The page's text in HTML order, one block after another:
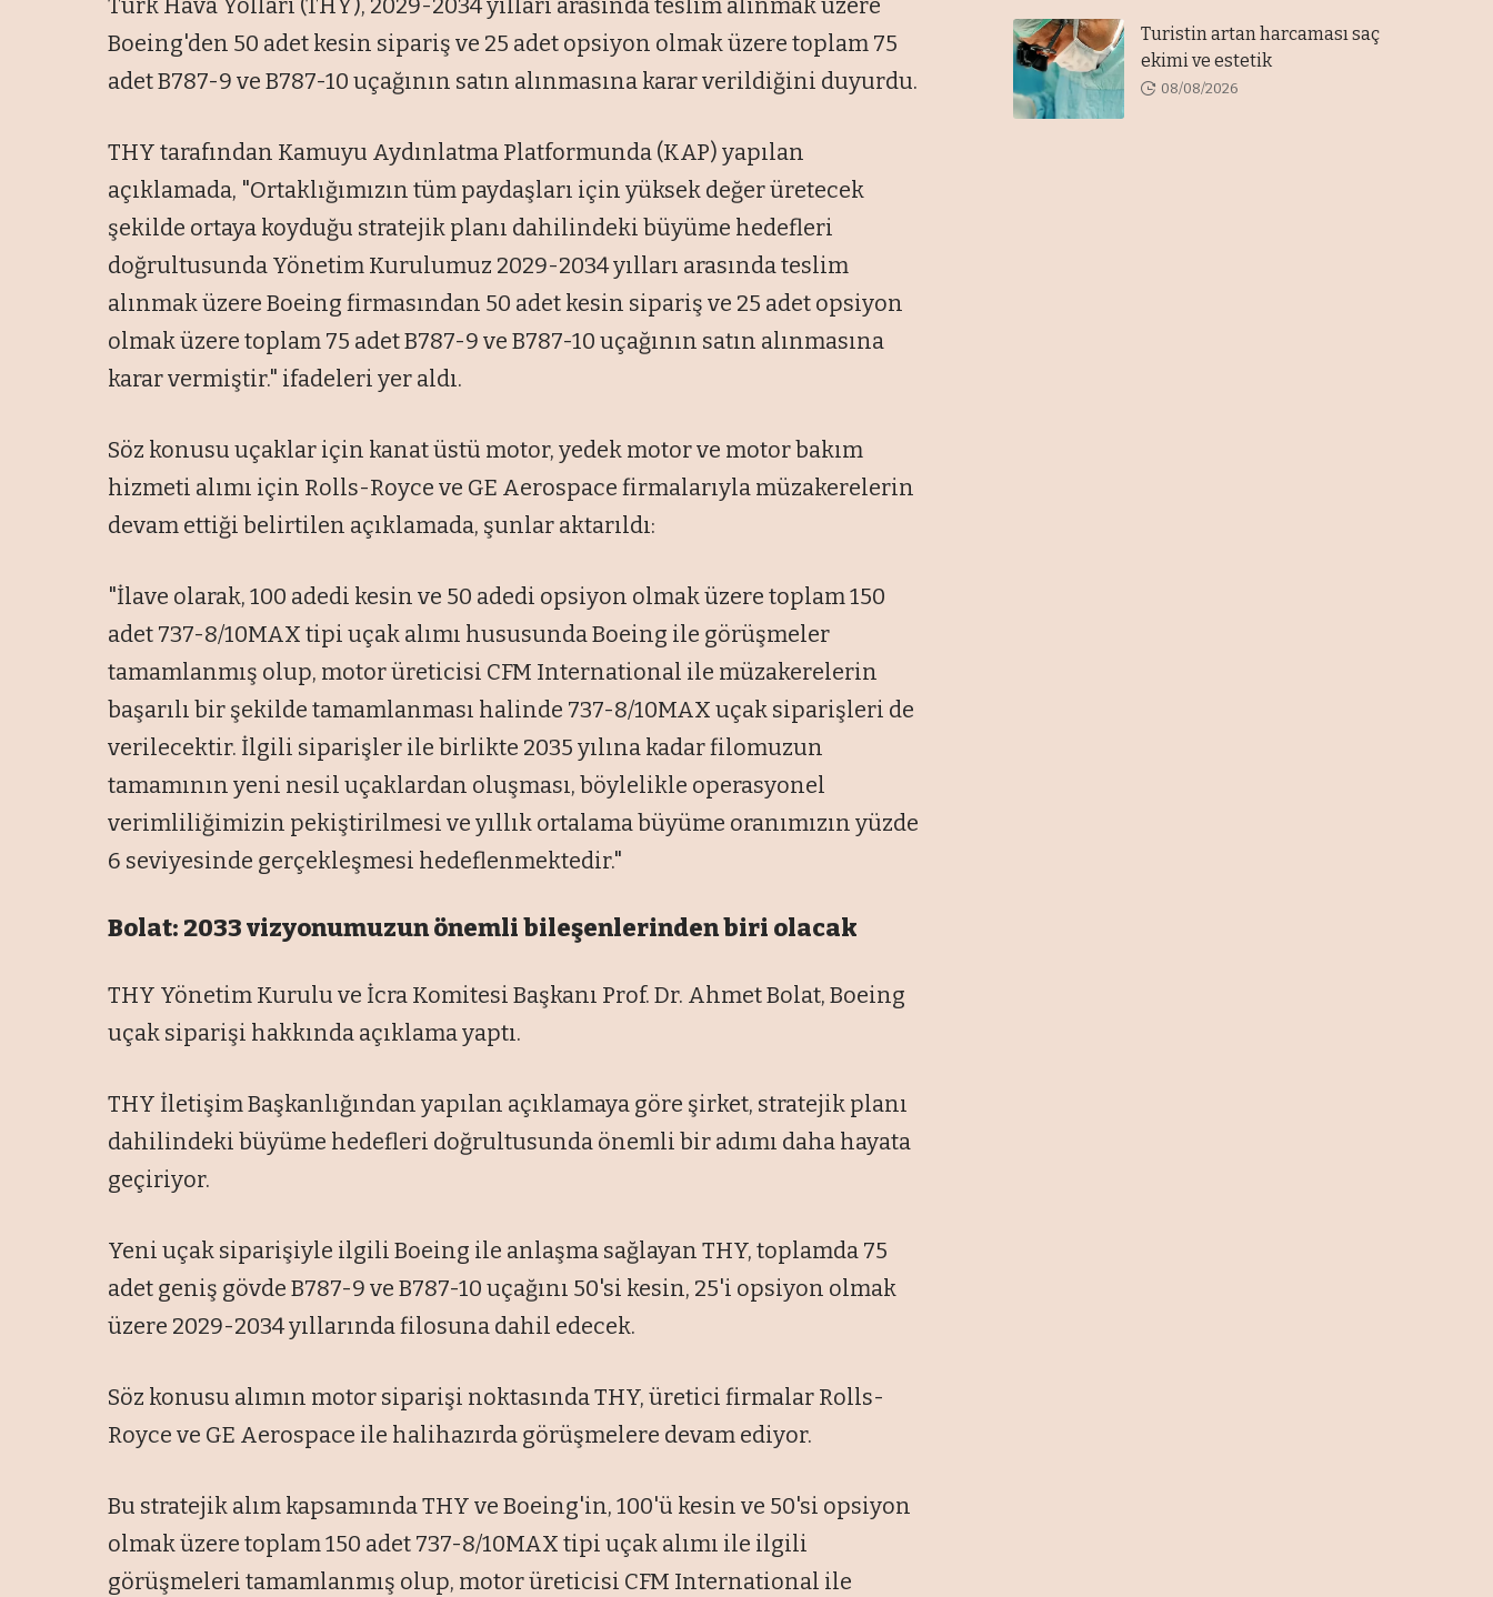
Türk Hava Yolları (THY), 2029-2034 yılları arasında teslim alınmak üzere
Boeing'den 50 adet kesin sipariş ve 25 adet opsiyon olmak üzere toplam 75
adet B787-9 ve B787-10 uçağının satın alınmasına karar verildiğini duyurdu.
THY tarafından Kamuyu Aydınlatma Platformunda (KAP) yapılan
açıklamada, "Ortaklığımızın tüm paydaşları için yüksek değer üretecek
şekilde ortaya koyduğu stratejik planı dahilindeki büyüme hedefleri
doğrultusunda Yönetim Kurulumuz 2029-2034 yılları arasında teslim
alınmak üzere Boeing firmasından 50 adet kesin sipariş ve 25 adet opsiyon
olmak üzere toplam 75 adet B787-9 ve B787-10 uçağının satın alınmasına
karar vermiştir." ifadeleri yer aldı.
Söz konusu uçaklar için kanat üstü motor, yedek motor ve motor bakım
hizmeti alımı için Rolls-Royce ve GE Aerospace firmalarıyla müzakerelerin
devam ettiği belirtilen açıklamada, şunlar aktarıldı:
"İlave olarak, 100 adedi kesin ve 50 adedi opsiyon olmak üzere toplam 150
adet 737-8/10MAX tipi uçak alımı hususunda Boeing ile görüşmeler
tamamlanmış olup, motor üreticisi CFM International ile müzakerelerin
başarılı bir şekilde tamamlanması halinde 737-8/10MAX uçak siparişleri de
verilecektir. İlgili siparişler ile birlikte 2035 yılına kadar filomuzun
tamamının yeni nesil uçaklardan oluşması, böylelikle operasyonel
verimliliğimizin pekiştirilmesi ve yıllık ortalama büyüme oranımızın yüzde
6 seviyesinde gerçekleşmesi hedeflenmektedir."
Bolat: 2033 vizyonumuzun önemli bileşenlerinden biri olacak
THY Yönetim Kurulu ve İcra Komitesi Başkanı Prof. Dr. Ahmet Bolat, Boeing
uçak siparişi hakkında açıklama yaptı.
THY İletişim Başkanlığından yapılan açıklamaya göre şirket, stratejik planı
dahilindeki büyüme hedefleri doğrultusunda önemli bir adımı daha hayata
geçiriyor.
Yeni uçak siparişiyle ilgili Boeing ile anlaşma sağlayan THY, toplamda 75
adet geniş gövde B787-9 ve B787-10 uçağını 50'si kesin, 25'i opsiyon olmak
üzere 2029-2034 yıllarında filosuna dahil edecek.
Söz konusu alımın motor siparişi noktasında THY, üretici firmalar Rolls-
Royce ve GE Aerospace ile halihazırda görüşmelere devam ediyor.
Bu stratejik alım kapsamında THY ve Boeing'in, 100'ü kesin ve 50'si opsiyon
olmak üzere toplam 150 adet 737-8/10MAX tipi uçak alımı ile ilgili
görüşmeleri tamamlanmış olup, motor üreticisi CFM International ile
Turistin artan harcaması saç
ekimi ve estetik
08/08/2026